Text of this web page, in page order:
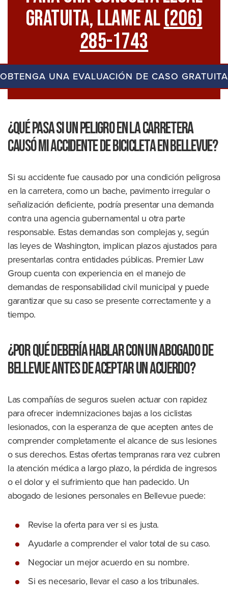
GRATUITA, Llame Al(206)
285-1743
OBTENGA UNA EVALUACIÓN DE CASO GRATUITA
¿Qué pasa si un peligro en la carretera
causó mi accidente de bicicleta en Bellevue?
Si su accidente fue causado por una condición peligrosa
en la carretera, como un bache, pavimento irregular o
señalización deficiente, podría presentar una demanda
contra una agencia gubernamental u otra parte
responsable. Estas demandas son complejas y, según
las leyes de Washington, implican plazos ajustados para
presentarlas contra entidades públicas. Premier Law
Group cuenta con experiencia en el manejo de
demandas de responsabilidad civil municipal y puede
garantizar que su caso se presente correctamente y a
tiempo.
¿Por qué debería hablar con un abogado de
Bellevue antes de aceptar un acuerdo?
Las compañías de seguros suelen actuar con rapidez
para ofrecer indemnizaciones bajas a los ciclistas
lesionados, con la esperanza de que acepten antes de
comprender completamente el alcance de sus lesiones
o sus derechos. Estas ofertas tempranas rara vez cubren
la atención médica a largo plazo, la pérdida de ingresos
o el dolor y el sufrimiento que han padecido. Un
abogado de lesiones personales en Bellevue puede:
Revise la oferta para ver si es justa.
Ayudarle a comprender el valor total de su caso.
Negociar un mejor acuerdo en su nombre.
Si es necesario, llevar el caso a los tribunales.